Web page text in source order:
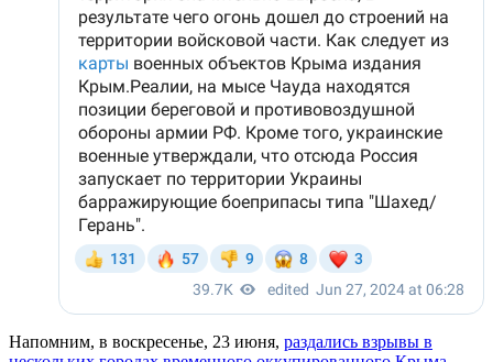
Напомним, в воскресенье, 23 июня, раздались взрывы в